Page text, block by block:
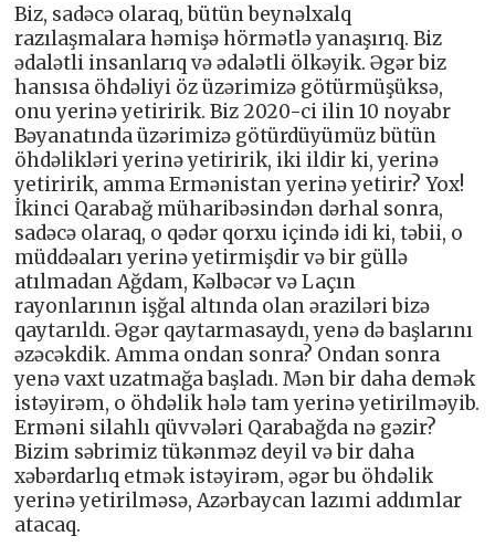
Biz, sadəcə olaraq, bütün beynəlxalq
razılaşmalara həmişə hörmətlə yanaşırıq. Biz
ədalətli insanlarıq və ədalətli ölkəyik. Əgər biz
hansısa öhdəliyi öz üzərimizə götürmüşüksə,
onu yerinə yetiririk. Biz 2020-ci ilin 10 noyabr
Bəyanatında üzərimizə götürdüyümüz bütün
öhdəlikləri yerinə yetiririk, iki ildir ki, yerinə
yetiririk, amma Ermənistan yerinə yetirir? Yox!
İkinci Qarabağ müharibəsindən dərhal sonra,
sadəcə olaraq, o qədər qorxu içində idi ki, təbii, o
müddəaları yerinə yetirmişdir və bir güllə
atılmadan Ağdam, Kəlbəcər və Laçın
rayonlarının işğal altında olan əraziləri bizə
qaytarıldı. Əgər qaytarmasaydı, yenə də başlarını
əzəcəkdik. Amma ondan sonra? Ondan sonra
yenə vaxt uzatmağa başladı. Mən bir daha demək
istəyirəm, o öhdəlik hələ tam yerinə yetirilməyib.
Erməni silahlı qüvvələri Qarabağda nə gəzir?
Bizim səbrimiz tükənməz deyil və bir daha
xəbərdarlıq etmək istəyirəm, əgər bu öhdəlik
yerinə yetirilməsə, Azərbaycan lazımi addımlar
atacaq.